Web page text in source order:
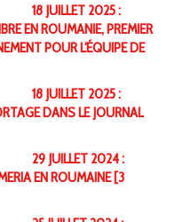
18 JUILLET 2025 :
EN ROUMANIE, PREMIER
POUR L'ÉQUIPE DE
18 JUILLET 2025 :
DANS LE JOURNAL
29 JUILLET 2024 :
EN ROUMAINE [3